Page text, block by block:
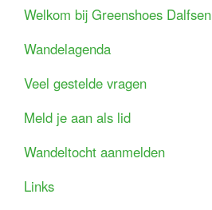
Welkom bij Greenshoes Dalfsen
Wandelagenda
Veel gestelde vragen
Meld je aan als lid
Wandeltocht aanmelden
Links